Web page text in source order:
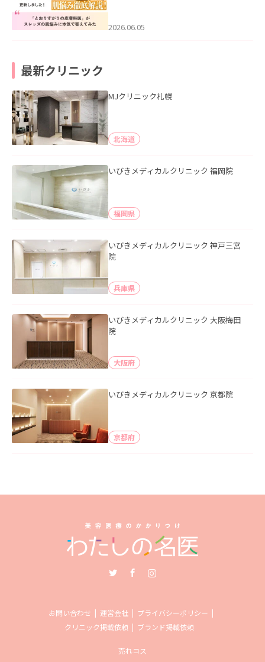
2026.06.05
最新クリニック
MJクリニック札幌
北海道
いびきメディカルクリニック 福岡院
福岡県
いびきメディカルクリニック 神戸三宮
院
兵庫県
いびきメディカルクリニック 大阪梅田
院
大阪府
いびきメディカルクリニック 京都院
京都府
お問い合わせ 運営会社
プライバシーポリシー
クリニック掲載依頼
ブランド掲載依頼
売れコス